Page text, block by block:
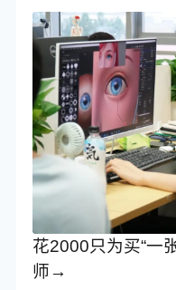
花2000只为买“一
师→